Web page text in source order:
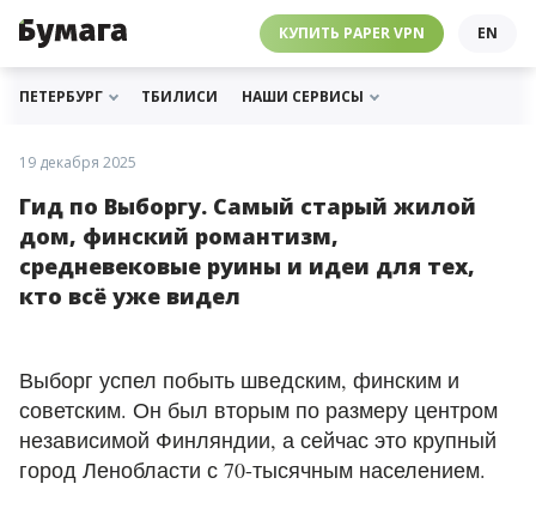
КУПИТЬ PAPER VPN EN
РАССЫЛКИ
МЫ В ИНСТАГРАМЕ
ПОДДЕРЖАТЬ «БУМАГУ»
ПЕТЕРБУРГ ТБИЛИСИ НАШИ СЕРВИСЫ
ЧЕБУРНЕТ
⛔️ ГАЙД ПРО ЧЕБУРНЕТ
МЫ В ТЕЛЕГРАМЕ
PAPER VPN
19 декабря 2025
Гид по Выборгу. Самый старый жилой
дом, финский романтизм,
средневековые руины и идеи для тех,
кто всё уже видел
Выборг успел побыть шведским, финским и
советским. Он был вторым по размеру центром
независимой Финляндии, а сейчас это крупный
город Ленобласти с 70-тысячным населением.